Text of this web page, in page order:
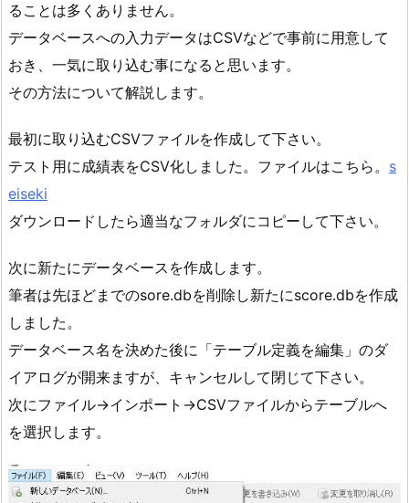
ることは多くありません。
データベースへの入力データはCSVなどで事前に用意して
おき、一気に取り込む事になると思います。
その方法について解説します。
最初に取り込むCSVファイルを作成して下さい。
テスト用に成績表をCSV化しました。ファイルはこちら。 s
eiseki
ダウンロードしたら適当なフォルダにコピーして下さい。
次に新たにデータベースを作成します。
筆者は先ほどまでのsore.dbを削除し新たにscore.dbを作成
しました。
データベース名を決めた後に「テーブル定義を編集」のダ
イアログが開来ますが、キャンセルして閉じて下さい。
次にファイル→インポート→CSVファイルからテーブルへ
を選択します。